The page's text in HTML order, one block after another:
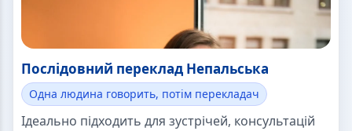
Послідовний переклад Непальська
Одна людина говорить, потім перекладач
Ідеально підходить для зустрічей, консультацій